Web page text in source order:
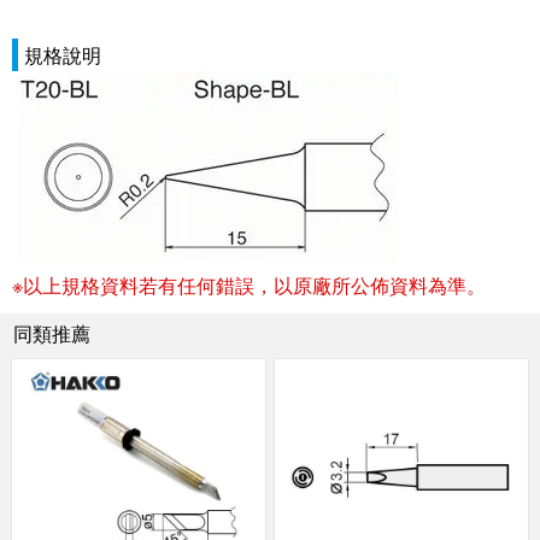
規格說明
※以上規格資料若有任何錯誤，以原廠所公佈資料為準。
同類推薦